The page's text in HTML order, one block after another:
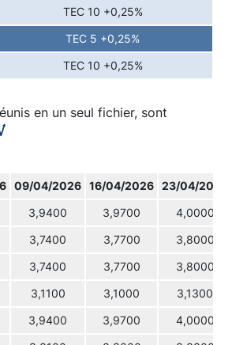
TEC 10 +0,25%
TEC 5 +0,25%
TEC 10 +0,25%
en un seul fichier, sont
09/04/2026 16/04/2026 23/04/2026
3,9400 3,9700 4,0000
3,7400 3,7700 3,8000
3,7400 3,7700 3,8000
3,1100 3,1000 3,1300
3,9400 3,9700 4,0000